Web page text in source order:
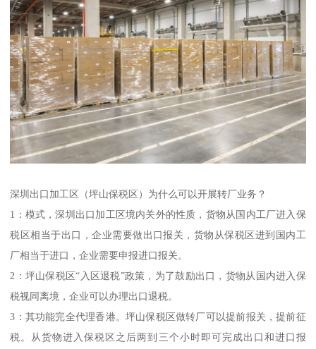
深圳出口加工区（坪山保税区）为什么可以开展转厂业务？
1：模式，深圳出口加工区境内关外的性质，货物从国内工厂进入保
税区相当于出口，企业需要做出口报关，货物从保税区进到国内工
厂相当于进口，企业需要申报进口报关。
2：坪山保税区“入区退税”政策，为了鼓励出口，货物从国内进入保
税视同离境，企业可以办理出口退税。
3：其功能完全代理香港。坪山保税区做转厂可以提前报关，提前征
税。从货物进入保税区之后两到三个小时即可完成出口和进口报